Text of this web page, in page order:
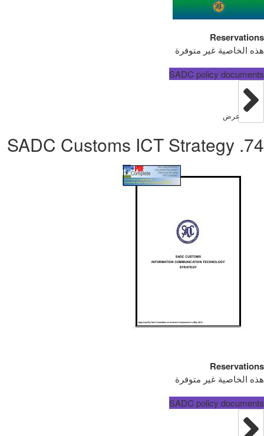
Reservations
هذه الخاصية غير متوفرة
SADC policy documents
عرض
74. SADC Customs ICT Strategy
Reservations
هذه الخاصية غير متوفرة
SADC policy documents